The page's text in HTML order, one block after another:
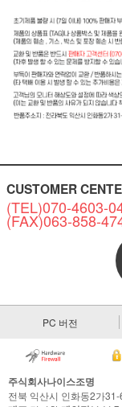
CUSTOMER
(TEL)070-4603-
(FAX)063-858-
PC 버전
주식회사나이스조명
전북 익산시 인화동2가31-